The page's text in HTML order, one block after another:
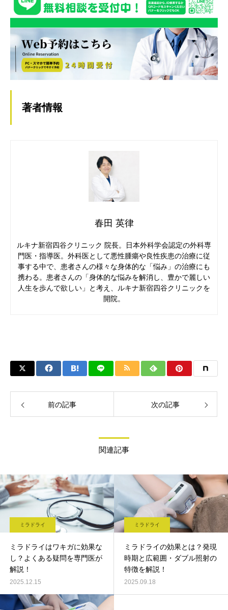
著者情報
春田 英律
ルキナ新宿四谷クリニック 院長。日本外科学会認定の外科専
門医・指導医。外科医として悪性腫瘍や良性疾患の治療に従
事する中で、患者さんの様々な身体的な「悩み」の治療にも
携わる。患者さんの「身体的な悩みを解消し、豊かで麗しい
人生を歩んで欲しい」と考え、ルキナ新宿四谷クリニックを
開院。
前の記事 次の記事
関連記事
ミラドライ
ミラドライはワキガに効果な
し？よくある疑問を専門医が
解説！
2025.12.15
ミラドライ
ミラドライの効果とは？発現
時期と広範囲・ダブル照射の
特徴を解説！
2025.09.18